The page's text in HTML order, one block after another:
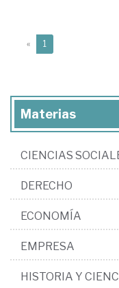
« 1
Materias
CIENCIAS
DERECHO
ECONOMÍA
EMPRESA
HISTORIA Y